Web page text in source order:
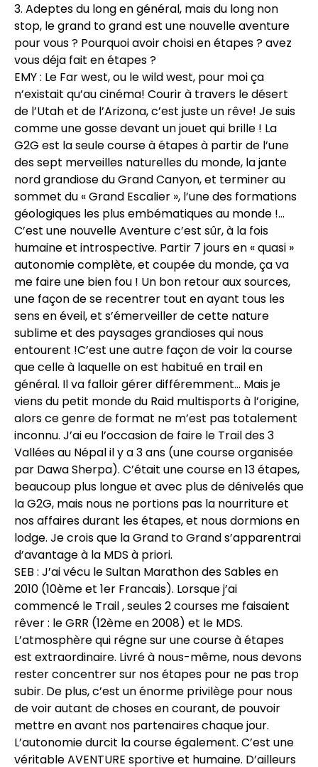
3. Adeptes du long en général, mais du long non
stop, le grand to grand est une nouvelle aventure
pour vous ? Pourquoi avoir choisi en étapes ? avez
vous déja fait en étapes ?
EMY : Le Far west, ou le wild west, pour moi ça
n’existait qu’au cinéma! Courir à travers le désert
de l’Utah et de l’Arizona, c’est juste un rêve! Je suis
comme une gosse devant un jouet qui brille ! La
G2G est la seule course à étapes à partir de l’une
des sept merveilles naturelles du monde, la jante
nord grandiose du Grand Canyon, et terminer au
sommet du « Grand Escalier », l’une des formations
géologiques les plus embématiques au monde !…
C’est une nouvelle Aventure c’est sûr, à la fois
humaine et introspective. Partir 7 jours en « quasi »
autonomie complète, et coupée du monde, ça va
me faire une bien fou ! Un bon retour aux sources,
une façon de se recentrer tout en ayant tous les
sens en éveil, et s’émerveiller de cette nature
sublime et des paysages grandioses qui nous
entourent !C’est une autre façon de voir la course
que celle à laquelle on est habitué en trail en
général. Il va falloir gérer différemment… Mais je
viens du petit monde du Raid multisports à l’origine,
alors ce genre de format ne m’est pas totalement
inconnu. J’ai eu l’occasion de faire le Trail des 3
Vallées au Népal il y a 3 ans (une course organisée
par Dawa Sherpa). C’était une course en 13 étapes,
beaucoup plus longue et avec plus de dénivelés que
la G2G, mais nous ne portions pas la nourriture et
nos affaires durant les étapes, et nous dormions en
lodge. Je crois que la Grand to Grand s’apparentrai
d’avantage à la MDS à priori.
SEB : J’ai vécu le Sultan Marathon des Sables en
2010 (10ème et 1er Francais). Lorsque j’ai
commencé le Trail , seules 2 courses me faisaient
rêver : le GRR (12ème en 2008) et le MDS.
L’atmosphère qui régne sur une course à étapes
est extraordinaire. Livré à nous-même, nous devons
rester concentrer sur nos étapes pour ne pas trop
subir. De plus, c’est un énorme privilège pour nous
de voir autant de choses en courant, de pouvoir
mettre en avant nos partenaires chaque jour.
L’autonomie durcit la course également. C’est une
véritable AVENTURE sportive et humaine. D’ailleurs